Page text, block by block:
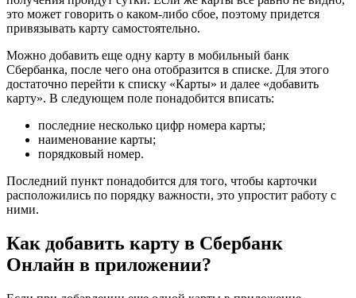
это может говорить о каком-либо сбое, поэтому придется
привязывать карту самостоятельно.
Можно добавить еще одну карту в мобильный банк
Сбербанка, после чего она отобразится в списке. Для этого
достаточно перейти к списку «Карты» и далее «добавить
карту». В следующем поле понадобится вписать:
последние несколько цифр номера карты;
наименование карты;
порядковый номер.
Последний пункт понадобится для того, чтобы карточки
расположились по порядку важности, это упростит работу с
ними.
Как добавить карту в Сбербанк
Онлайн в приложении?